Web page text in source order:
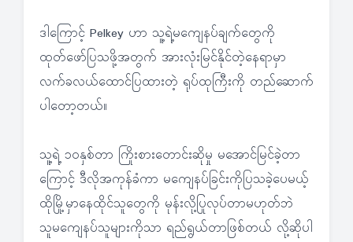
ဒါကြောင့် Pelkey ဟာ သူ့ရဲ့မကျေနပ်ချက်တွေကို
ထုတ်ဖော်ပြသဖို့အတွက် အားလုံးမြင်နိုင်တဲ့နေရာမှာ
လက်ခလယ်ထောင်ပြထားတဲ့ ရုပ်ထုကြီးကို တည်ဆောက်
ပါတော့တယ်။
သူ့ရဲ့ ၁၀နှစ်တာ ကြိုးစားတောင်းဆိုမှု မအောင်မြင်ခဲ့တာ
ကြောင့် ဒီလိုအကုန်ခံကာ မကျေနပ်ခြင်းကိုပြသခဲ့ပေမယ့်
ထိုမြို့မှာနေထိုင်သူတွေကို မုန်းလို့ပြုလုပ်တာမဟုတ်ဘဲ
သူမကျေနပ်သူများကိုသာ ရည်ရွယ်တာဖြစ်တယ် လို့ဆိုပါ